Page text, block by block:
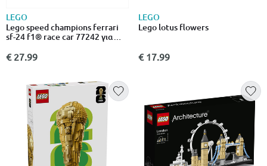
LEGO
Lego speed champions ferrari
sf-24 f1® race car 77242 για
€ 27.99
LEGO
Lego lotus flowers
€ 17.99